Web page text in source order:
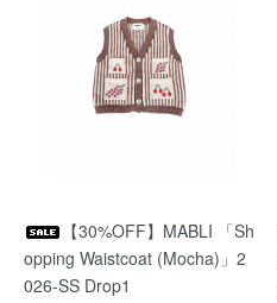
【30%OFF】MABLI 「Sh
opping Waistcoat (Mocha)」2
026-SS Drop1